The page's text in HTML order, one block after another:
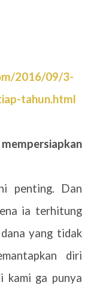
2016/09/3-
tahun.html
penting. Dan
ia terhitung
yang tidak
diri
kami ga punya